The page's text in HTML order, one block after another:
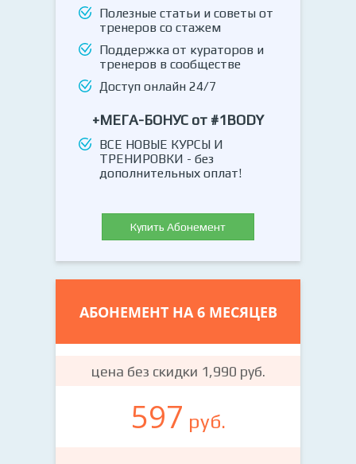
Полезные статьи и советы от
тренеров со стажем
Поддержка от кураторов и
тренеров в сообществе
Доступ онлайн 24/7
+МЕГА-БОНУС от #1BODY
ВСЕ НОВЫЕ КУРСЫ И
ТРЕНИРОВКИ - без
дополнительных оплат!
Купить Абонемент
АБОНЕМЕНТ НА 6 МЕСЯЦЕВ
цена без скидки 1,990 руб.
597 руб.